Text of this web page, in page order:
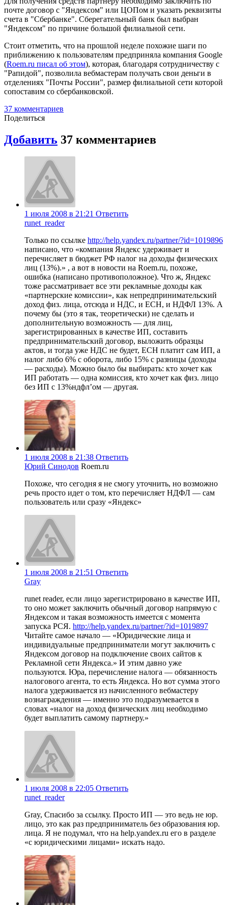
почте договор с "Яндексом" или ЦОПом и указать реквизиты
счета в "Сбербанке". Сберегательный банк был выбран
"Яндексом" по причине большой филиальной сети.
Стоит отметить, что на прошлой неделе похожие шаги по
приближению к пользователям предприняла компания Google
(Roem.ru писал об этом), которая, благодаря сотрудничеству с
"Рапидой", позволила вебмастерам получать свои деньги в
отделениях "Почты России", размер филиальной сети которой
сопоставим со сбербанковской.
37 комментариев
Поделиться
Добавить 37 комментариев
1 июля 2008 в 21:21 Ответить
runet_reader
Только по ссылке http://help.yandex.ru/partner/?id=1019896
написано, что «компания Яндекс удерживает и
перечисляет в бюджет РФ налог на доходы физических
лиц (13%).» , а вот в новости на Roem.ru, похоже,
ошибка (написано противоположное). Что ж, Яндекс
тоже рассматривает все эти рекламные доходы как
«партнерские комиссии», как непредпринимательский
доход физ. лица, отсюда и НДС, и ЕСН, и НДФЛ 13%. А
почему бы (это я так, теоретически) не сделать и
дополнительную возможность — для лиц,
зарегистрированных в качестве ИП, составить
предпринимательский договор, выложить образцы
актов, и тогда уже НДС не будет, ЕСН платит сам ИП, а
налог либо 6% с оборота, либо 15% с разницы (доходы
— расходы). Можно было бы выбирать: кто хочет как
ИП работать — одна комиссия, кто хочет как физ. лицо
без ИП с 13%ндфл’ом — другая.
1 июля 2008 в 21:38 Ответить
Юрий Синодов Roem.ru
Похоже, что сегодня я не смогу уточнить, но возможно
речь просто идет о том, кто перечисляет НДФЛ — сам
пользователь или сразу «Яндекс»
1 июля 2008 в 21:51 Ответить
Gray
runet reader, если лицо зарегистрировано в качестве ИП,
то оно может заключить обычный договор напрямую с
Яндексом и такая возможность имеется с момента
запуска РСЯ. http://help.yandex.ru/partner/?id=1019897
Читайте самое начало — «Юридические лица и
индивидуальные предприниматели могут заключить с
Яндексом договор на подключение своих сайтов к
Рекламной сети Яндекса.» И этим давно уже
пользуются. Юра, перечисление налога — обязанность
налогового агента, то есть Яндекса. Но вот сумма этого
налога удерживается из начисленного вебмастеру
вознаграждения — именно это подразумевается в
словах «налог на доход физических лиц необходимо
будет выплатить самому партнеру.»
1 июля 2008 в 22:05 Ответить
runet_reader
Gray, Спасибо за ссылку. Просто ИП — это ведь не юр.
лицо, это как раз предприниматель без образования юр.
лица. Я не подумал, что на help.yandex.ru его в разделе
«с юридическими лицами» искать надо.